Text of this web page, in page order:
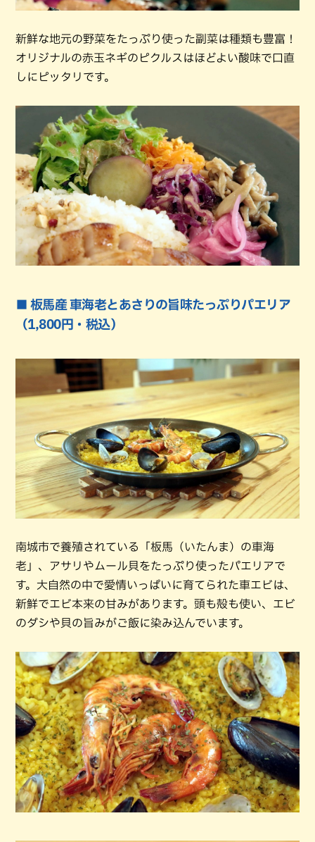
新鮮な地元の野菜をたっぷり使った副菜は種類も豊富！
オリジナルの赤玉ネギのピクルスはほどよい酸味で口直
しにピッタリです。
■ 板馬産 車海老とあさりの旨味たっぷりパエリア
（1,800円・税込）
南城市で養殖されている「板馬（いたんま）の車海
老」、アサリやムール貝をたっぷり使ったパエリアで
す。大自然の中で愛情いっぱいに育てられた車エビは、
新鮮でエビ本来の甘みがあります。頭も殻も使い、エビ
のダシや貝の旨みがご飯に染み込んでいます。